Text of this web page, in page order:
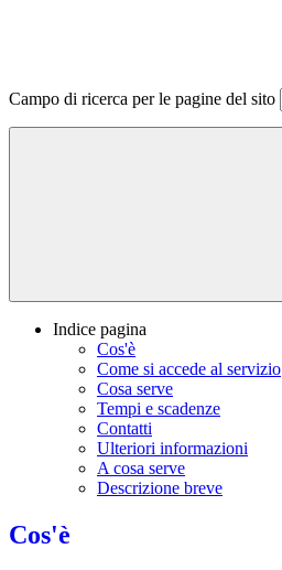
Campo di ricerca per le pagine del sito
Indice pagina
Cos'è
Come si accede al servizio
Cosa serve
Tempi e scadenze
Contatti
Ulteriori informazioni
A cosa serve
Descrizione breve
Cos'è